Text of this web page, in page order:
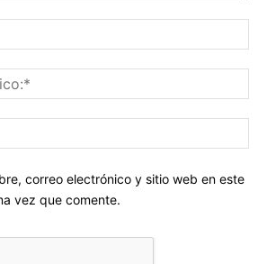
correo electrónico y sitio web en este
vez que comente.